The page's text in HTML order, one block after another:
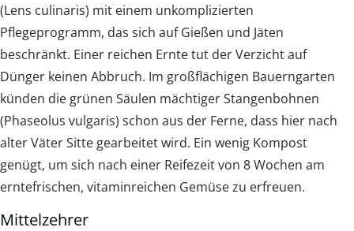
(Lens culinaris) mit einem unkomplizierten
Pflegeprogramm, das sich auf Gießen und Jäten
beschränkt. Einer reichen Ernte tut der Verzicht auf
Dünger keinen Abbruch. Im großflächigen Bauerngarten
künden die grünen Säulen mächtiger Stangenbohnen
(Phaseolus vulgaris) schon aus der Ferne, dass hier nach
alter Väter Sitte gearbeitet wird. Ein wenig Kompost
genügt, um sich nach einer Reifezeit von 8 Wochen am
erntefrischen, vitaminreichen Gemüse zu erfreuen.
Mittelzehrer